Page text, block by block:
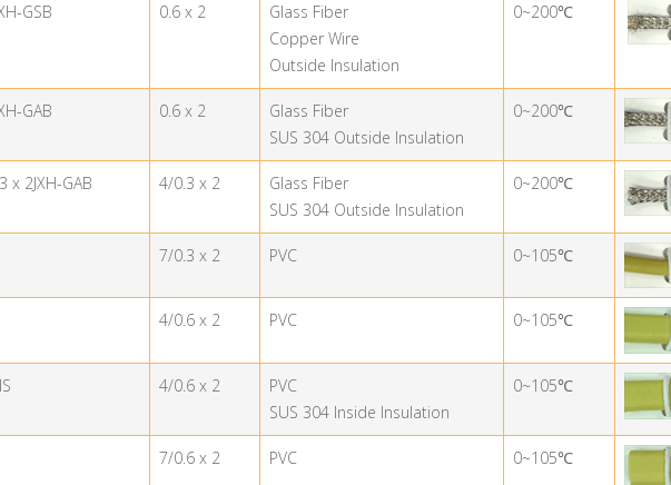
GSB 0.6 x 2
Glass Fiber
Copper Wire
Outside Insulation
0~200℃
GAB 0.6 x 2
Glass Fiber
SUS 304 Outside Insulation
0~200℃
x 2JXH-GAB 4/0.3 x 2
Glass Fiber
SUS 304 Outside Insulation
0~200℃
7/0.3 x 2 PVC 0~105℃
4/0.6 x 2 PVC 0~105℃
4/0.6 x 2
PVC
SUS 304 Inside Insulation
0~105℃
7/0.6 x 2 PVC 0~105℃